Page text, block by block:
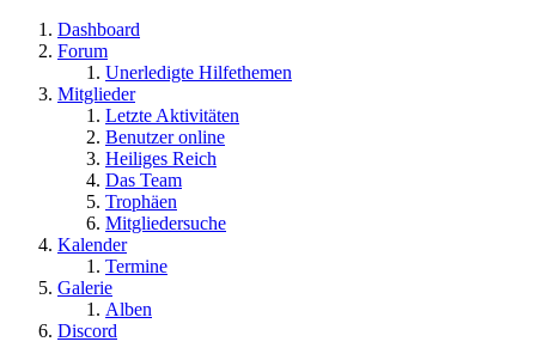
Dashboard
Forum
Unerledigte Hilfethemen
Mitglieder
Letzte Aktivitäten
Benutzer online
Heiliges Reich
Das Team
Trophäen
Mitgliedersuche
Kalender
Termine
Galerie
Alben
Discord